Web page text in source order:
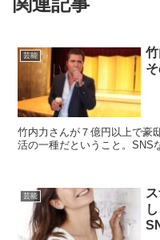
芸能
竹内力さんが７億円以上で豪
活の一種だということ。SNS
芸能